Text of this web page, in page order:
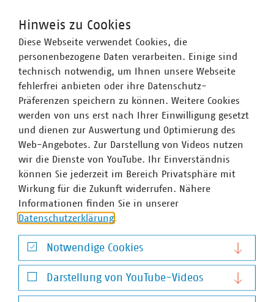
Bloomberg Philanthropies investiert weltweit in die
Erhaltung des Planeten und um den Menschen ein
besseres Leben zu ermöglichen. Die Zuwendung ist etwas
Besonderes, weiß Stadtkämmerer André Schellenberg:
„Darmstadt ist eine von sieben Städten weltweit, die die
Unterstützung der Stiftung im Rahmen der Initiative zum
globalen Klimaschutz erhält.“
Die voraussichtliche Fertigstellung und Einweihung der
Karbonisierungsanlage ist für Ende des Jahres 2022
vorgesehen. Nach Fertigstellung und Inbetriebnahme der
Anlage wird die Pflanzenkohle für alle Interessierten über
den Shop, der sich derzeit noch im Aufbau befindlichen
Website
www.pflanzenkohle-darmstadt.de
, erhältlich
Hinweis zu Cookies
Diese Webseite verwendet Cookies, die
personenbezogene Daten verarbeiten. Einige sind
technisch notwendig, um Ihnen unsere Webseite
fehlerfrei anbieten oder ihre Datenschutz-
Präferenzen speichern zu können. Weitere Cookies
werden von uns erst nach Ihrer Einwilligung gesetzt
und dienen zur Auswertung und Optimierung des
Web-Angebotes. Zur Darstellung von Videos nutzen
wir die Dienste von YouTube. Ihr Einverständnis
können Sie jederzeit im Bereich Privatsphäre mit
Wirkung für die Zukunft widerrufen. Nähere
Informationen finden Sie in unserer
Datenschutzerklärung
Notwendige Cookies
Notwendige Cookies
Darstellung von YouTube-Videos
Darstellung von YouTube-Videos